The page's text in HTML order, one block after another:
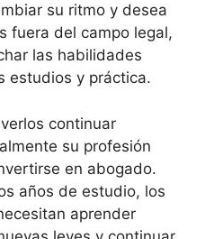
su ritmo y desea
fuera del campo legal,
las habilidades
estudios y práctica.
continuar
su profesión
en abogado.
años de estudio, los
aprender